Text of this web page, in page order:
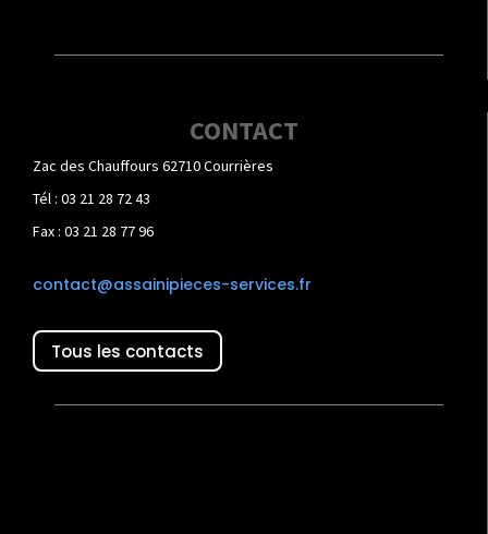
CONTACT
Zac des Chauffours 62710 Courrières
Tél : 03 21 28 72 43
Fax : 03 21 28 77 96
contact@assainipieces-services.fr
Tous les contacts